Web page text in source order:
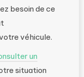
besoin de ce
véhicule.
un
situation